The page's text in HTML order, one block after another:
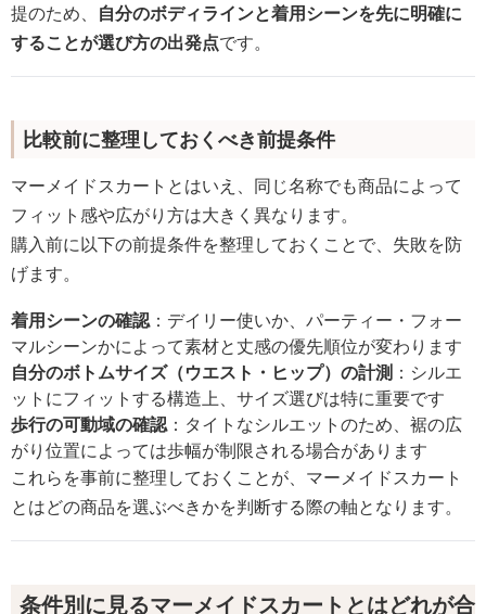
提のため、 自分のボディラインと着用シーンを先に明確に
することが選び方の出発点です。
比較前に整理しておくべき前提条件
マーメイドスカートとはいえ、同じ名称でも商品によって
フィット感や広がり方は大きく異なります。
購入前に以下の前提条件を整理しておくことで、失敗を防
げます。
着用シーンの確認：デイリー使いか、パーティー・フォー
マルシーンかによって素材と丈感の優先順位が変わります
自分のボトムサイズ（ウエスト・ヒップ）の計測 ：シルエ
ットにフィットする構造上、サイズ選びは特に重要です
歩行の可動域の確認：タイトなシルエットのため、裾の広
がり位置によっては歩幅が制限される場合があります
これらを事前に整理しておくことが、マーメイドスカート
とはどの商品を選ぶべきかを判断する際の軸となります。
条件別に見るマーメイドスカートとはどれが合